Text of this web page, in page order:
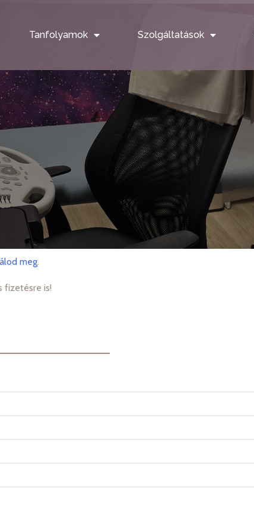
Tanfolyamok Szolgáltatások
meg.
fizetésre is!